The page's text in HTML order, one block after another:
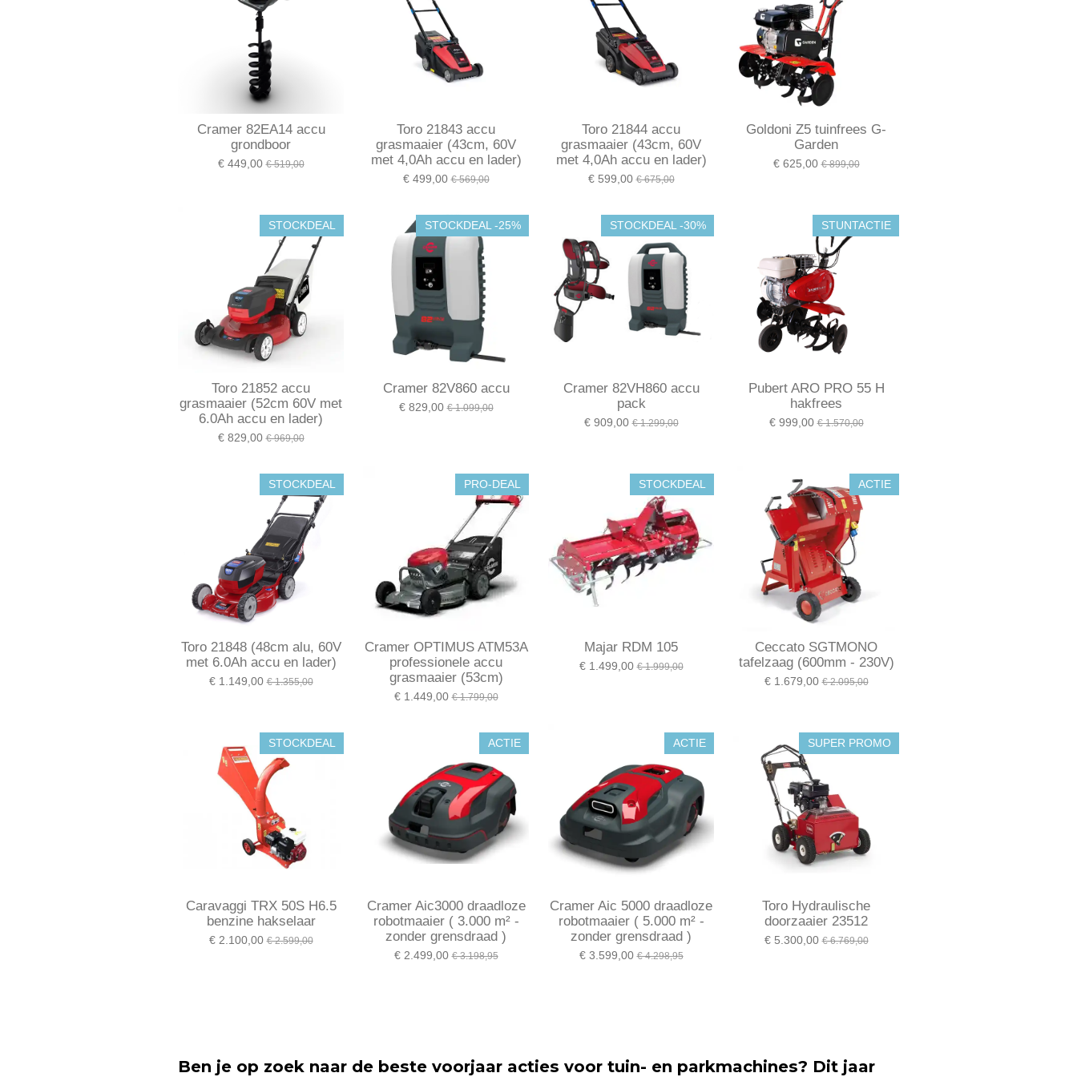
Cramer 82EA14 accu
grondboor
€ 449,00 € 519,00
Toro 21843 accu
grasmaaier (43cm, 60V
met 4,0Ah accu en lader)
€ 499,00 € 569,00
Toro 21844 accu
grasmaaier (43cm, 60V
met 4,0Ah accu en lader)
€ 599,00 € 675,00
Goldoni Z5 tuinfrees G-
Garden
€ 625,00 € 899,00
STOCKDEAL
Toro 21852 accu
grasmaaier (52cm 60V met
6.0Ah accu en lader)
€ 829,00 € 969,00
STOCKDEAL -25%
Cramer 82V860 accu
€ 829,00 € 1.099,00
STOCKDEAL -30%
Cramer 82VH860 accu
pack
€ 909,00 € 1.299,00
STUNTACTIE
Pubert ARO PRO 55 H
hakfrees
€ 999,00 € 1.570,00
STOCKDEAL
Toro 21848 (48cm alu, 60V
met 6.0Ah accu en lader)
€ 1.149,00 € 1.355,00
PRO-DEAL
Cramer OPTIMUS ATM53A
professionele accu
grasmaaier (53cm)
€ 1.449,00 € 1.799,00
STOCKDEAL
Majar RDM 105
€ 1.499,00 € 1.999,00
ACTIE
Ceccato SGTMONO
tafelzaag (600mm - 230V)
€ 1.679,00 € 2.095,00
STOCKDEAL
Caravaggi TRX 50S H6.5
benzine hakselaar
€ 2.100,00 € 2.599,00
ACTIE
Cramer Aic3000 draadloze
robotmaaier ( 3.000 m² -
zonder grensdraad )
€ 2.499,00 € 3.198,95
ACTIE
Cramer Aic 5000 draadloze
robotmaaier ( 5.000 m² -
zonder grensdraad )
€ 3.599,00 € 4.298,95
SUPER PROMO
Toro Hydraulische
doorzaaier 23512
€ 5.300,00 € 6.769,00
Ben je op zoek naar de beste voorjaar acties voor tuin- en parkmachines? Dit jaar